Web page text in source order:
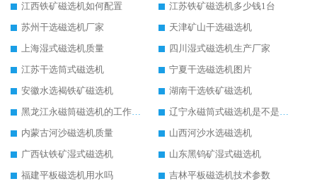
江西铁矿磁选机如何配置
江苏铁矿磁选机多少钱1台
苏州干选磁选机厂家
天津矿山干选磁选机
上海湿式磁选机质量
四川湿式磁选机生产厂家
江苏干选筒式磁选机
宁夏干选磁选机图片
安徽水选褐铁矿磁选机
湖南干选铁矿磁选机
黑龙江永磁筒磁选机的工作原理
辽宁永磁筒式磁选机是不是强磁
内蒙古河沙磁选机质量
山西河沙水选磁选机
广西钛铁矿湿式磁选机
山东黑钨矿湿式磁选机
福建平板磁选机用水吗
吉林平板磁选机技术参数